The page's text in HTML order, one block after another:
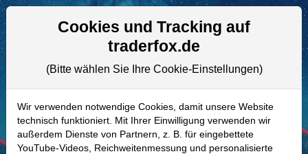
Aktien- und Artikelsuche
A1XFVG | PAYC–Paycom Software
Aktie
Realtime-Aktienkurs:
Cookies und Tracking auf
traderfox.de
(Bitte wählen Sie Ihre Cookie-Einstellungen)
Wir verwenden notwendige Cookies, damit unsere Website
technisch funktioniert. Mit Ihrer Einwilligung verwenden wir
außerdem Dienste von Partnern, z. B. für eingebettete
YouTube-Videos, Reichweitenmessung und personalisierte